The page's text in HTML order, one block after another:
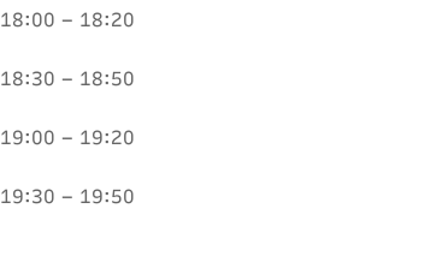
18:00 – 18:20
18:30 – 18:50
19:00 – 19:20
19:30 – 19:50